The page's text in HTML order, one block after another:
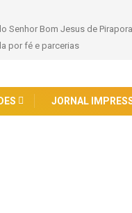
Senhor Bom Jesus de
por fé e parcerias
JORNAL